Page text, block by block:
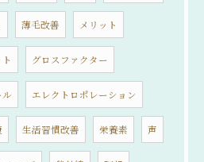
薄毛改善 メリット
グロスファクター
エレクトロポレーション
生活習慣改善 栄養素 声